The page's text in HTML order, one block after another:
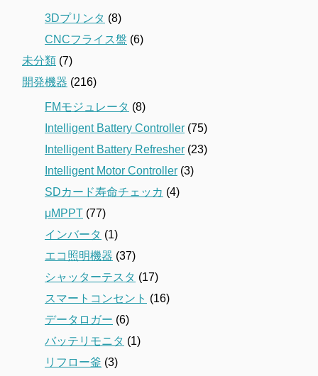
3Dプリンタ (8)
CNCフライス盤 (6)
未分類 (7)
開発機器 (216)
FMモジュレータ (8)
Intelligent Battery Controller (75)
Intelligent Battery Refresher (23)
Intelligent Motor Controller (3)
SDカード寿命チェッカ (4)
μMPPT (77)
インバータ (1)
エコ照明機器 (37)
シャッターテスタ (17)
スマートコンセント (16)
データロガー (6)
バッテリモニタ (1)
リフロー釜 (3)